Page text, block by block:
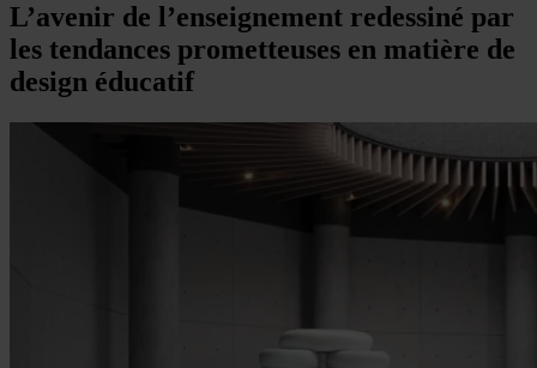
L’avenir de l’enseignement redessiné par
les tendances prometteuses en matière de
design éducatif